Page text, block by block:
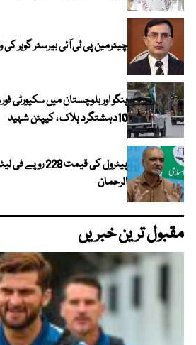
چیئرمین پی ٹی آئی بیرسٹر گوہر کی
ہنگو اور بلوچستان میں سکیورٹی
10دہشتگرد ہلاک ، کیپٹن شہید
پیٹرول کی قیمت
الرحمان
مقبول ترین خبریں